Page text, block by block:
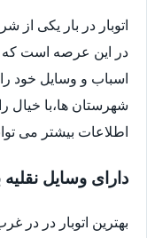
اتوبار در بار یکی
در این عرصه است که
اسباب و وسایل خود
شهرستان ها،با خیال
اطلاعات بیشتر می
دارای وسایل
بهترین اتوبار در در